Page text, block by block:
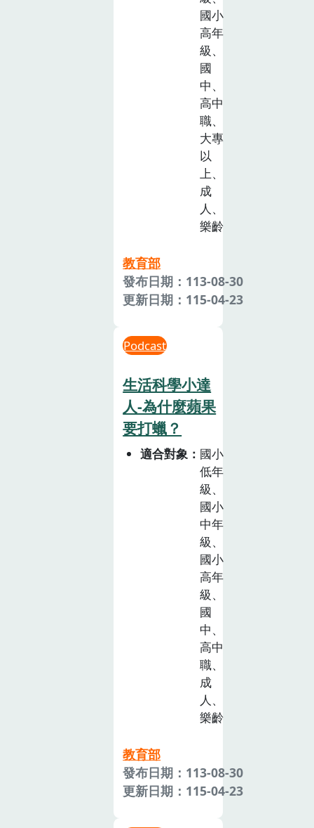
國小
高年
級、
國
中、
高中
職、
大專
以
上、
成
人、
樂齡
教育部
發布日期：113-08-30
更新日期：115-04-23
Podcast
生活科學小達
人-為什麼蘋果
要打蠟？
適合對象
國小
低年
級、
國小
中年
級、
國小
高年
級、
國
中、
高中
職、
成
人、
樂齡
教育部
發布日期：113-08-30
更新日期：115-04-23